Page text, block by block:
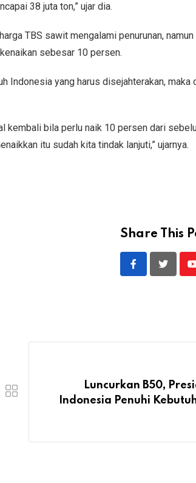
38 juta ton,” ujar dia.
TBS sawit mengalami penurunan,
sebesar 10 persen.
yang harus disejahterakan, maka
kembali bila perlu naik 10 persen dari
itu sudah kita tindak lanjuti,” ujarnya.
Share This
Luncurkan B50,
Indonesia Penuhi